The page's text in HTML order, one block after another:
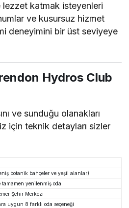
katmak isteyenleri
ve kusursuz hizmet
deneyimini bir üst seviyeye
Hydros Club
ve sunduğu olanakları
için teknik detayları sizler
botanik bahçeler ve yeşil alanlar)
tamamen yenilenmiş oda
Şehir Merkezi
uygun 8 farklı oda seçeneği